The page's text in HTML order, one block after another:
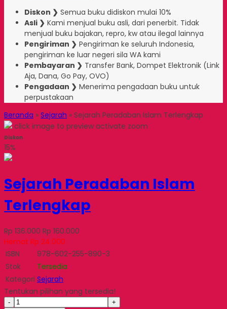
Diskon ❯ Semua buku didiskon mulai 10%
Asli ❯ Kami menjual buku asli, dari penerbit. Tidak
menjual buku bajakan, repro, kw atau ilegal lainnya
Pengiriman ❯ Pengiriman ke seluruh Indonesia,
pengiriman ke luar negeri sila WA kami
Pembayaran ❯ Transfer Bank, Dompet Elektronik (Link
Aja, Dana, Go Pay, OVO)
Pengadaan ❯ Menerima pengadaan buku untuk
perpustakaan
Beranda » Sejarah » Sejarah Peradaban Islam Terlengkap
click image to preview activate zoom
Diskon
15%
Sejarah Peradaban Islam
Terlengkap
Rp 136.000 Rp 160.000
Hemat Rp 24.000
ISBN
978-602-255-890-3
Stok
Tersedia
Kategori Sejarah
Tentukan pilihan yang tersedia!
-
+